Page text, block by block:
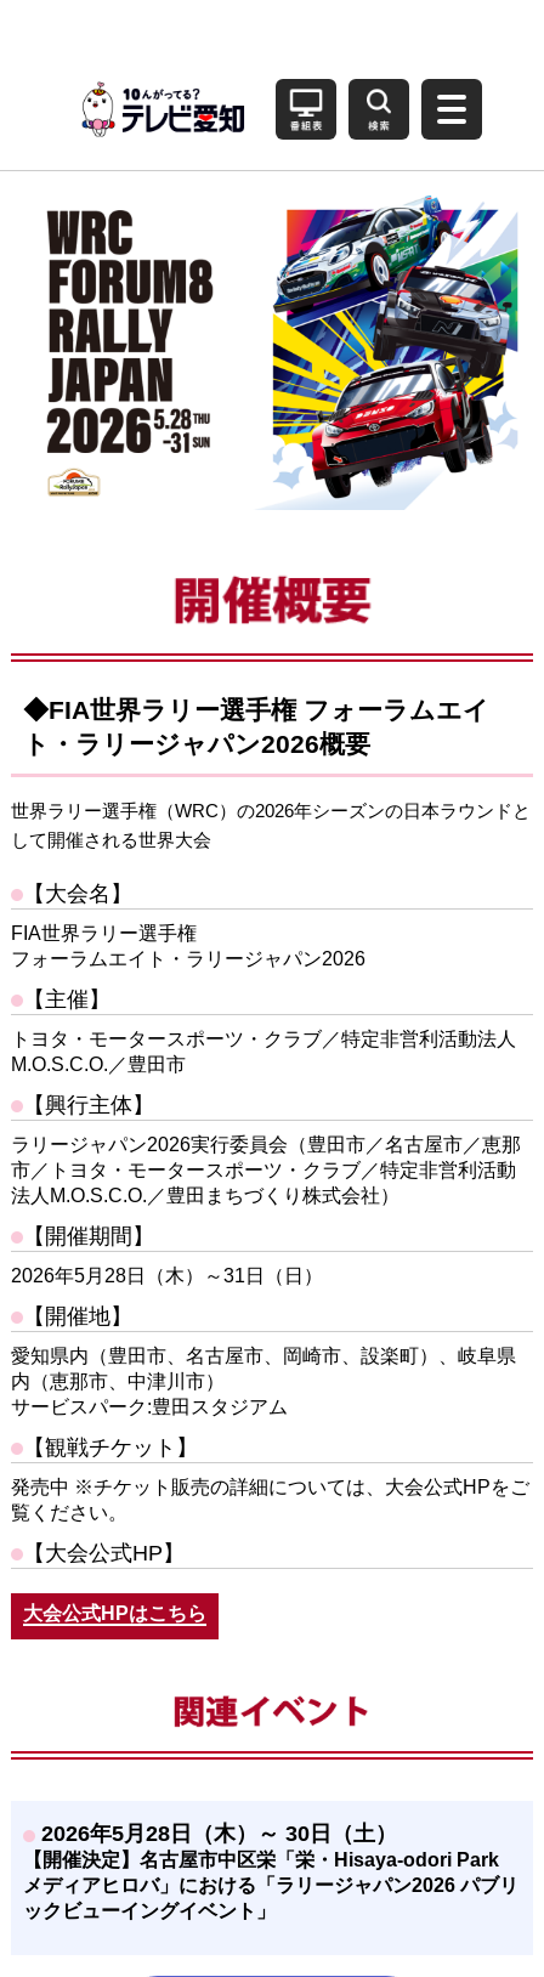
◆FIA世界ラリー選手権 フォーラムエイ
ト・ラリージャパン2026概要
世界ラリー選手権（WRC）の2026年シーズンの日本ラウンドと
して開催される世界大会
【大会名】
FIA世界ラリー選手権
フォーラムエイト・ラリージャパン2026
【主催】
トヨタ・モータースポーツ・クラブ／特定非営利活動法人
M.O.S.C.O.／豊田市
【興行主体】
ラリージャパン2026実行委員会（豊田市／名古屋市／恵那
市／トヨタ・モータースポーツ・クラブ／特定非営利活動
法人M.O.S.C.O.／豊田まちづくり株式会社）
【開催期間】
2026年5月28日（木）～31日（日）
【開催地】
愛知県内（豊田市、名古屋市、岡崎市、設楽町）、岐阜県
内（恵那市、中津川市）
サービスパーク:豊田スタジアム
【観戦チケット】
発売中 ※チケット販売の詳細については、大会公式HPをご
覧ください。
【大会公式HP】
大会公式HPはこちら
2026年5月28日（木）～ 30日（土）
【開催決定】名古屋市中区栄「栄・Hisaya-odori Park
メディアヒロバ」における「ラリージャパン2026 パブリ
ックビューイングイベント」